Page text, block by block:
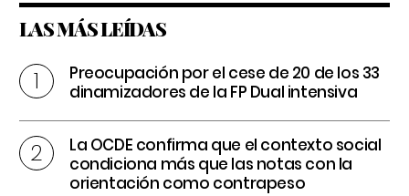
LAS MÁS LEÍDAS
Preocupación por el cese de 20 de los 33
dinamizadores de la FP Dual intensiva
La OCDE confirma que el contexto social
condiciona más que las notas con la
orientación como contrapeso